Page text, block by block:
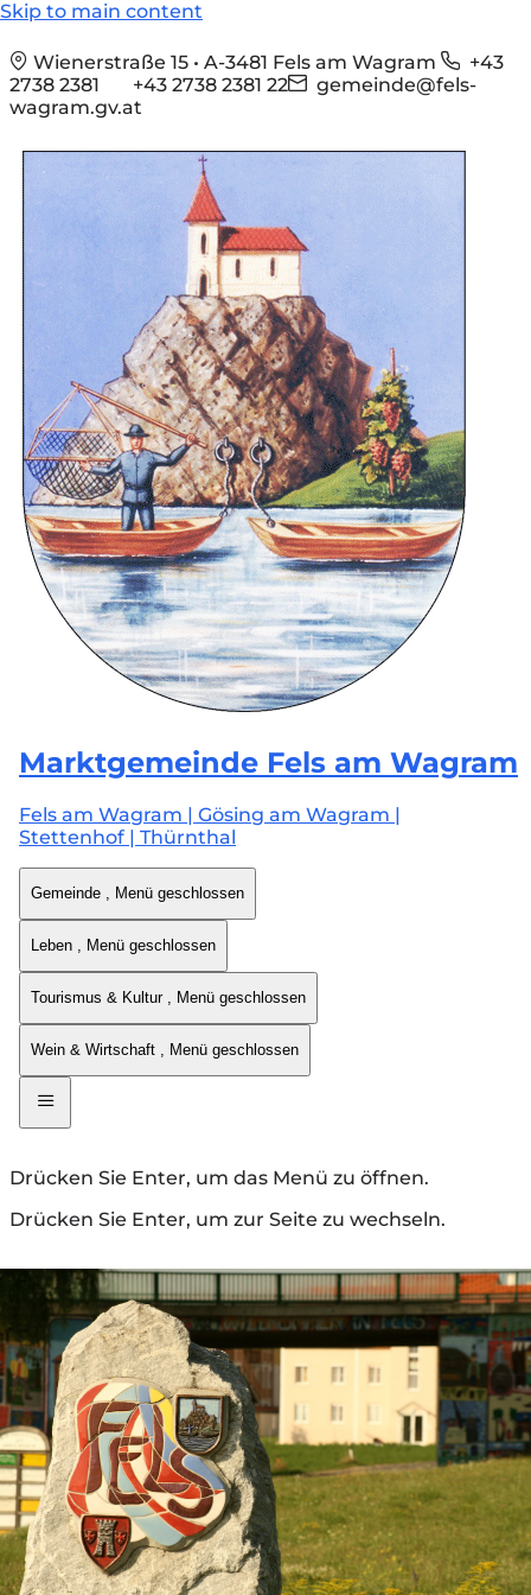
Skip to main content
Wienerstraße 15 • A-3481 Fels am Wagram
+43
2738 2381
+43 2738 2381 22
gemeinde@fels-
wagram.gv.at
Marktgemeinde Fels am Wagram
Fels am Wagram | Gösing am Wagram |
Stettenhof | Thürnthal
Gemeinde , Menü geschlossen
Leben , Menü geschlossen
Tourismus & Kultur , Menü geschlossen
Wein & Wirtschaft , Menü geschlossen
Drücken Sie Enter, um das Menü zu öffnen.
Drücken Sie Enter, um zur Seite zu wechseln.